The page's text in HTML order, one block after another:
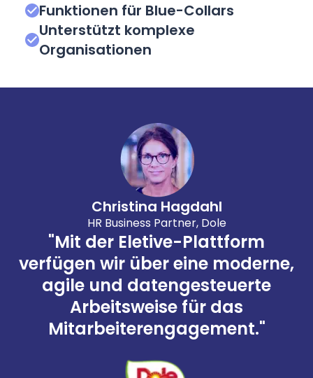
Funktionen für Blue-Collars
Unterstützt komplexe
Organisationen
Christina Hagdahl
HR Business Partner, Dole
"Mit der Eletive-Plattform
verfügen wir über eine moderne,
agile und datengesteuerte
Arbeitsweise für das
Mitarbeiterengagement."